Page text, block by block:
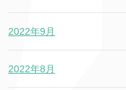
2022年9月
2022年8月